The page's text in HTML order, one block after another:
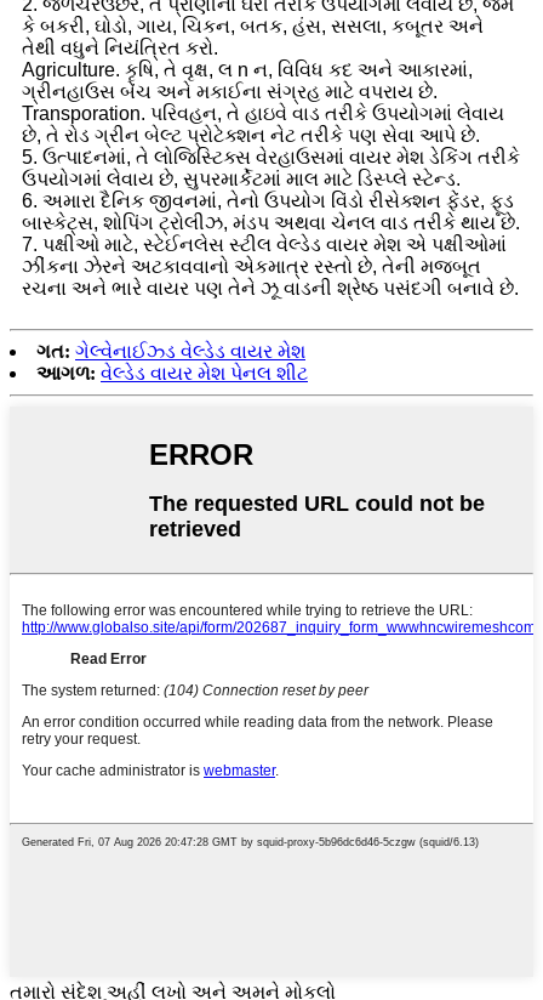
કે બકરી, ઘોડો, ગાય, ચિકન, બતક, હંસ, સસલા, કબૂતર અને
તેથી વધુને નિયંત્રિત કરો.
Agriculture. કૃષિ, તે વૃક્ષ, લ n ન, વિવિધ કદ અને આકારમાં,
ગ્રીનહાઉસ બેંચ અને મકાઈના સંગ્રહ માટે વપરાય છે.
Transporation. પરિવહન, તે હાઇવે વાડ તરીકે ઉપયોગમાં લેવાય
છે, તે રોડ ગ્રીન બેલ્ટ પ્રોટેક્શન નેટ તરીકે પણ સેવા આપે છે.
5. ઉત્પાદનમાં, તે લોજિસ્ટિક્સ વેરહાઉસમાં વાયર મેશ ડેકિંગ તરીકે
ઉપયોગમાં લેવાય છે, સુપરમાર્કેટમાં માલ માટે ડિસ્પ્લે સ્ટેન્ડ.
6. અમારા દૈનિક જીવનમાં, તેનો ઉપયોગ વિંડો રીસેક્શન ફેંડર, ફૂડ
બાસ્કેટ્સ, શોપિંગ ટ્રોલીઝ, મંડપ અથવા ચેનલ વાડ તરીકે થાય છે.
7. પક્ષીઓ માટે, સ્ટેઈનલેસ સ્ટીલ વેલ્ડેડ વાયર મેશ એ પક્ષીઓમાં
ઝીંકના ઝેરને અટકાવવાનો એકમાત્ર રસ્તો છે, તેની મજબૂત
રચના અને ભારે વાયર પણ તેને ઝૂ વાડની શ્રેષ્ઠ પસંદગી બનાવે છે.
ગત: ગેલ્વેનાઈઝ્ડ વેલ્ડેડ વાયર મેશ
આગળ: વેલ્ડેડ વાયર મેશ પેનલ શીટ
તમારો સંદેશ અહીં લખો અને અમને મોકલો